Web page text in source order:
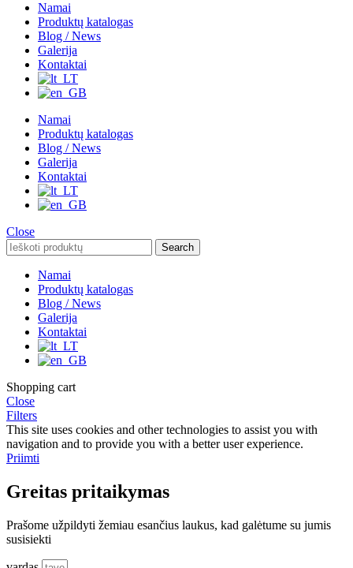
Namai
Produktų katalogas
Blog / News
Galerija
Kontaktai
Namai
Produktų katalogas
Blog / News
Galerija
Kontaktai
Close
Search
Namai
Produktų katalogas
Blog / News
Galerija
Kontaktai
Shopping cart
Close
Filters
This site uses cookies and other technologies to assist you with
navigation and to provide you with a better user experience.
Priimti
Greitas pritaikymas
Prašome užpildyti žemiau esančius laukus, kad galėtume su jumis
susisiekti